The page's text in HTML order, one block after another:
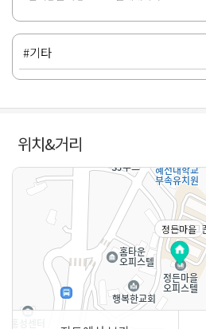
#기타
위치&거리
정든마을